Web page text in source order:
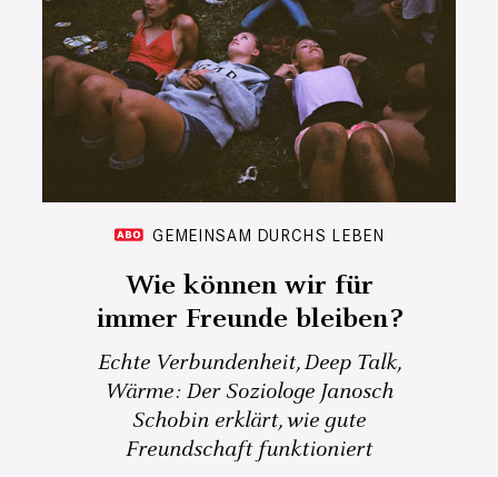
GEMEINSAM DURCHS LEBEN
Wie können wir für
immer Freunde bleiben?
Echte Verbundenheit, Deep Talk,
Wärme: Der Soziologe Janosch
Schobin erklärt, wie gute
Freundschaft funktioniert